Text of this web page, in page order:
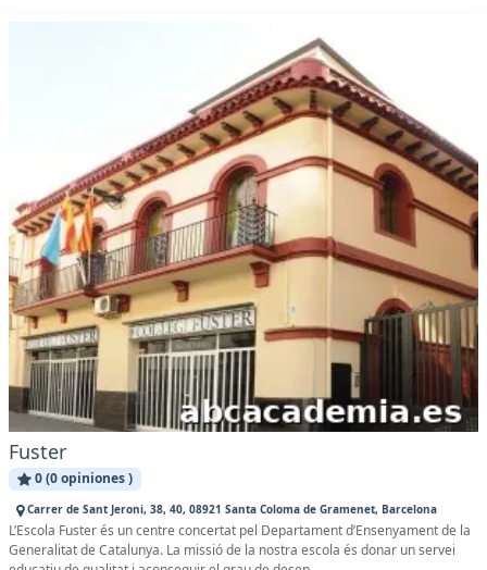
Fuster
0 (0 opiniones )
Carrer de Sant Jeroni, 38, 40, 08921 Santa Coloma de Gramenet, Barcelona
L’Escola Fuster és un centre concertat pel Departament d’Ensenyament de la
Generalitat de Catalunya. La missió de la nostra escola és donar un servei